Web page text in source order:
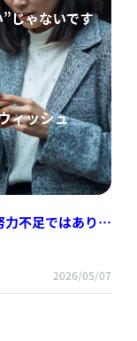
力不足ではありま
2026/05/07